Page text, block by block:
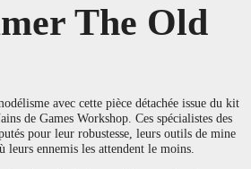
The Old
avec cette pièce détachée issue du kit
de Games Workshop. Ces spécialistes des
pour leur robustesse, leurs outils de mine
ennemis les attendent le moins.